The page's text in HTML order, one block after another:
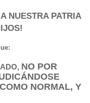
NUESTRA PATRIA
, NO POR
NORMAL, Y